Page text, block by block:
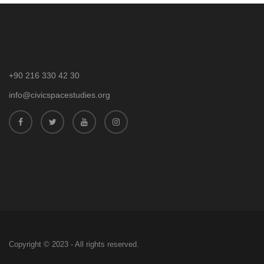
+90 216 330 42 30
info@civicspacestudies.org
Copyright © 2023 - All rights reserved.